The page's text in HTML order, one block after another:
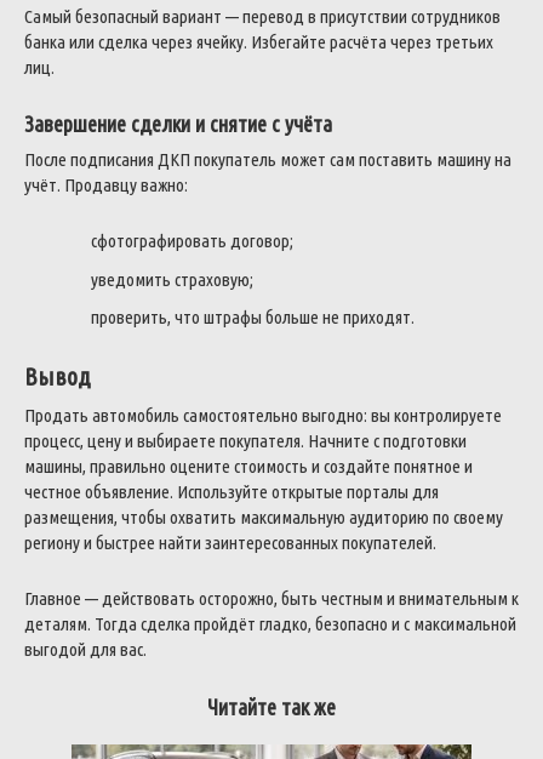
Самый безопасный вариант — перевод в присутствии сотрудников
банка или сделка через ячейку. Избегайте расчёта через третьих
лиц.
Завершение сделки и снятие с учёта
После подписания ДКП покупатель может сам поставить машину на
учёт. Продавцу важно:
сфотографировать договор;
уведомить страховую;
проверить, что штрафы больше не приходят.
Вывод
Продать автомобиль самостоятельно выгодно: вы контролируете
процесс, цену и выбираете покупателя. Начните с подготовки
машины, правильно оцените стоимость и создайте понятное и
честное объявление. Используйте открытые порталы для
размещения, чтобы охватить максимальную аудиторию по своему
региону и быстрее найти заинтересованных покупателей.
Главное — действовать осторожно, быть честным и внимательным к
деталям. Тогда сделка пройдёт гладко, безопасно и с максимальной
выгодой для вас.
Читайте так же